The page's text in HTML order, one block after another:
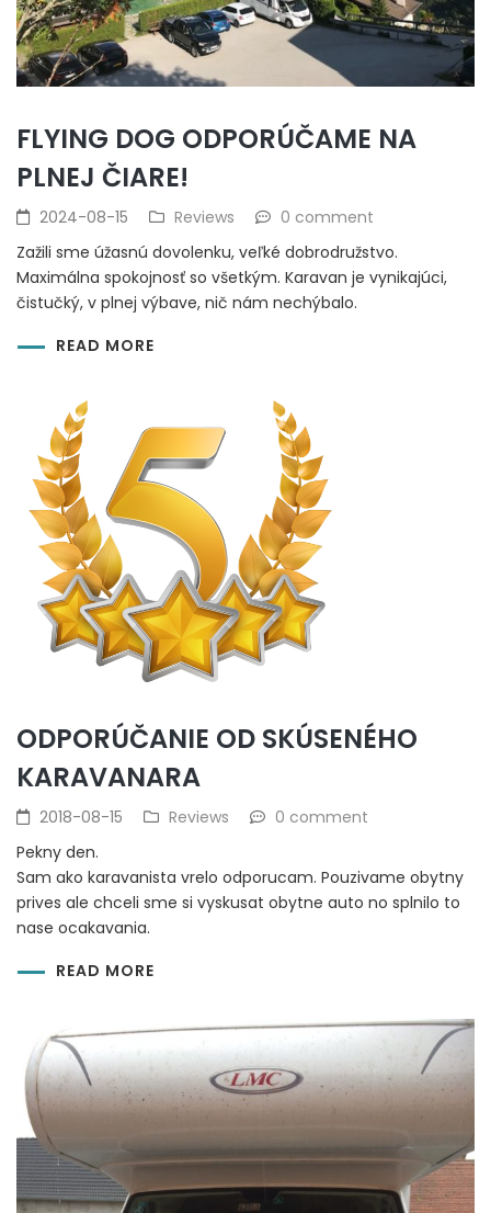
FLYING DOG ODPORÚČAME NA
PLNEJ ČIARE!
2024-08-15 Reviews
0 comment
Zažili sme úžasnú dovolenku, veľké dobrodružstvo.
Maximálna spokojnosť so všetkým. Karavan je vynikajúci,
čistučký, v plnej výbave, nič nám nechýbalo.
READ MORE
ODPORÚČANIE OD SKÚSENÉHO
KARAVANARA
2018-08-15 Reviews
0 comment
Pekny den.
Sam ako karavanista vrelo odporucam. Pouzivame obytny
prives ale chceli sme si vyskusat obytne auto no splnilo to
nase ocakavania.
READ MORE